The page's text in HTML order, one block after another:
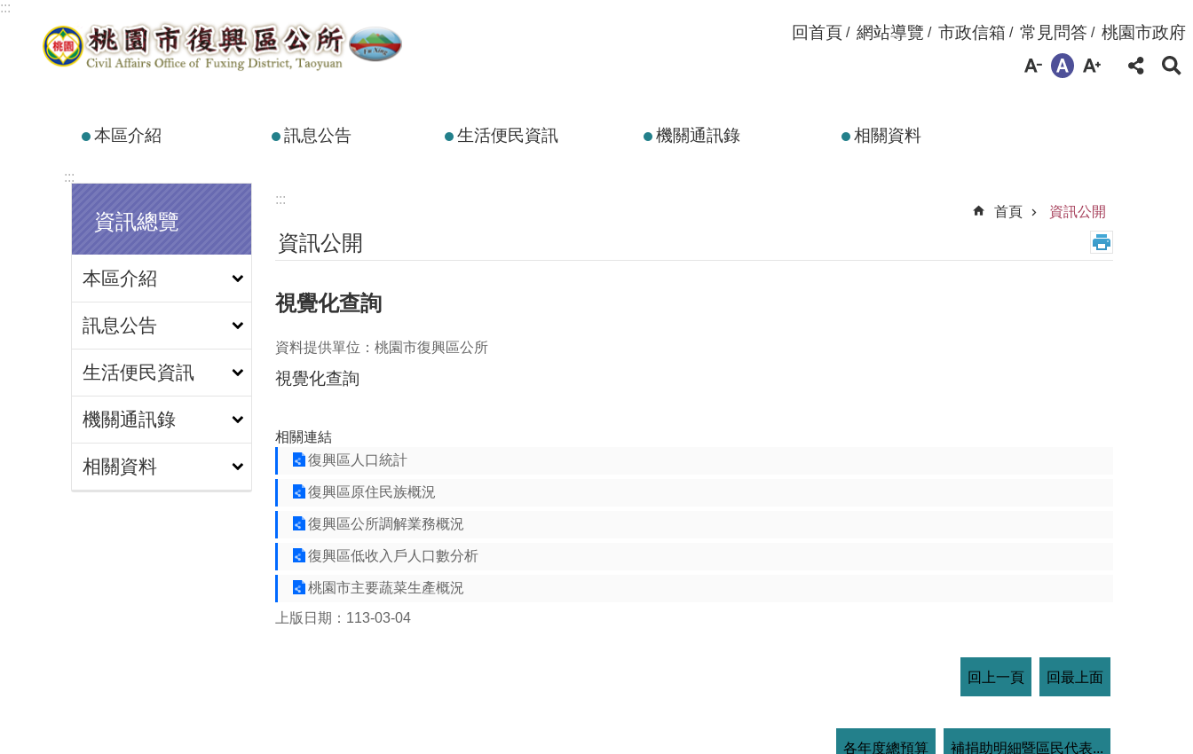
跳到主要內容區塊
:::
回首頁 網站導覽 市政信箱 常見問答 桃園市政府
本區介紹 訊息公告 生活便民資訊 機關通訊錄 相關資料
:::
資訊總覽
本區介紹
訊息公告
生活便民資訊
機關通訊錄
相關資料
:::
首頁
資訊公開
資訊公開
視覺化查詢
資料提供單位：桃園市復興區公所
視覺化查詢
相關連結
復興區人口統計
復興區原住民族概況
復興區公所調解業務概況
復興區低收入戶人口數分析
桃園市主要蔬菜生產概況
上版日期：113-03-04
回上一頁 回最上面
各年度總預算 補捐助明細暨區民代表...